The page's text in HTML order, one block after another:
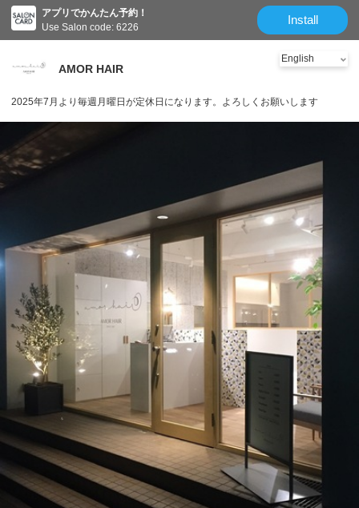
アプリでかんたん予約！
Use Salon code: 6226
Install
AMOR HAIR
2025年7月より毎週月曜日が定休日になります。よろしくお願いします